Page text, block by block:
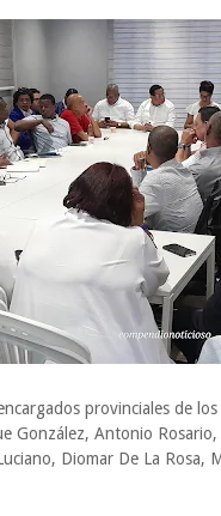
provinciales de
González, Antonio
Diomar De La Rosa,